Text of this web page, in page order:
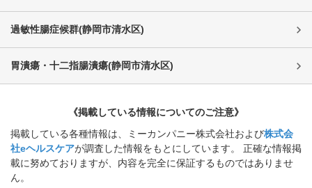
過敏性腸症候群(静岡市清水区)
胃潰瘍・十二指腸潰瘍(静岡市清水区)
《掲載している情報についてのご注意》
掲載している各種情報は、ミーカンパニー株式会社および株式会
社eヘルスケアが調査した情報をもとにしています。 正確な情報掲
載に努めておりますが、内容を完全に保証するものではありませ
ん。